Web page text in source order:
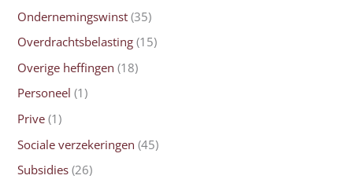
Ondernemingswinst (35)
Overdrachtsbelasting (15)
Overige heffingen (18)
Personeel (1)
Prive (1)
Sociale verzekeringen (45)
Subsidies (26)